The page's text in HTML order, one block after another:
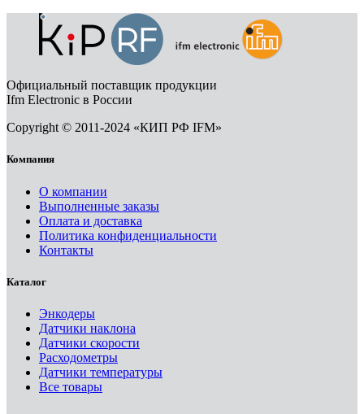
Официальный поставщик продукции
Ifm Electronic в России
Copyright © 2011-2024 «КИП РФ IFM»
Компания
О компании
Выполненные заказы
Оплата и доставка
Политика конфиденциальности
Контакты
Каталог
Энкодеры
Датчики наклона
Датчики скорости
Расходометры
Датчики температуры
Все товары